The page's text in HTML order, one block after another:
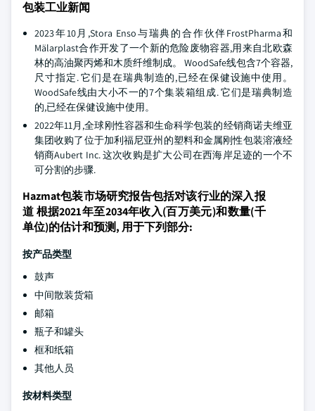
包装工业新闻
2023年10月,Stora Enso与瑞典的合作伙伴FrostPharma和
Mälarplast合作开发了一个新的危险废物容器,用来自北欧森
林的高油聚丙烯和木质纤维制成。 WoodSafe线包含7个容器,
尺寸指定. 它们是在瑞典制造的,已经在保健设施中使用。
WoodSafe线由大小不一的7个集装箱组成. 它们是瑞典制造
的,已经在保健设施中使用。
2022年11月,全球刚性容器和生命科学包装的经销商诺夫维亚
集团收购了位于加利福尼亚州的塑料和金属刚性包装溶液经
销商Aubert Inc. 这次收购是扩大公司在西海岸足迹的一个不
可分割的步骤.
Hazmat包装市场研究报告包括对该行业的深入报
道 根据2021年至2034年收入(百万美元)和数量(千
单位)的估计和预测, 用于下列部分:
按产品类型
鼓声
中间散装货箱
邮箱
瓶子和罐头
框和纸箱
其他人员
按材料类型